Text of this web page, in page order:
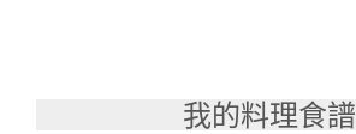
我的料理食譜